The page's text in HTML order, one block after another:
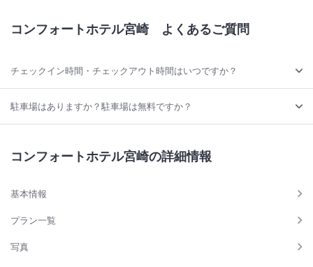
コンフォートホテル宮崎よくあるご質問
チェックイン時間・チェックアウト時間はいつですか？
駐車場はありますか？駐車場は無料ですか？
コンフォートホテル宮崎の詳細情報
基本情報
プラン一覧
写真